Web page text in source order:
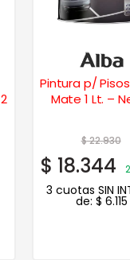
Frentes
$223.842
$
OFF